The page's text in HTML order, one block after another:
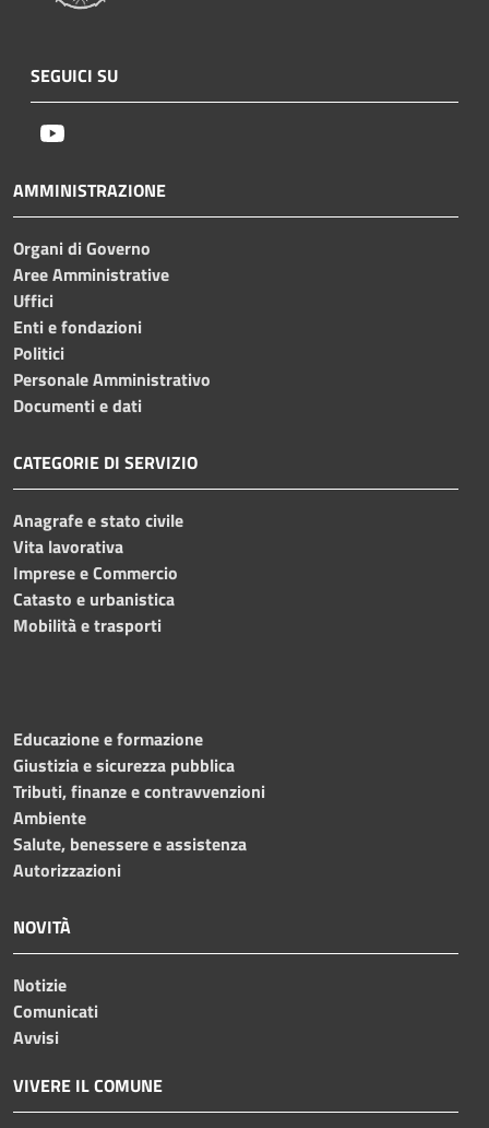
SEGUICI SU
AMMINISTRAZIONE
Organi di Governo
Aree Amministrative
Uffici
Enti e fondazioni
Politici
Personale Amministrativo
Documenti e dati
CATEGORIE DI SERVIZIO
Anagrafe e stato civile
Vita lavorativa
Imprese e Commercio
Catasto e urbanistica
Mobilità e trasporti
Educazione e formazione
Giustizia e sicurezza pubblica
Tributi, finanze e contravvenzioni
Ambiente
Salute, benessere e assistenza
Autorizzazioni
NOVITÀ
Notizie
Comunicati
Avvisi
VIVERE IL COMUNE